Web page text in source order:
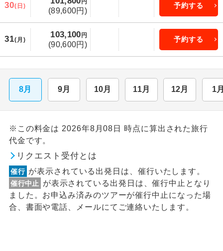
30(日)
円
(89,600円)
予約する
31(月)
103,100 円
(90,600円)
予約する
8月 9月 10月 11月 12月 1
※この料金は 2026年8月08日 時点に算出された旅行
代金です。
リクエスト受付とは
催行 が表示されている出発日は、催行いたします。
催行中止
が表示されている出発日は、催行中止となり
ました。お申込み済みのツアーが催行中止になった場
合、書面や電話、メールにてご連絡いたします。